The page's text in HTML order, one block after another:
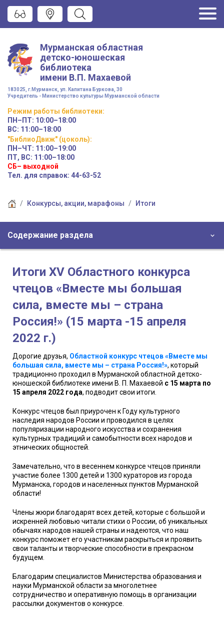
Мурманская областная
детско-юношеская
библиотека
имени В.П. Махаевой
183025, г.Мурманск, ул. Капитана Буркова, 30
Учредитель - Министерство культуры Мурманской области
Режим работы библиотеки:
ПН–ПТ: 10:00–18:00
ВС: 11:00–18:00
"БиблиоДвиж" (цоколь):
ПН–ЧТ: 11:00–19:00
ПТ, ВС: 11:00–18:00
СБ– выходной
Тел. для справок: 44-63-52
Конкурсы, акции, марафоны Итоги
Содержание раздела
Итоги XV Областного конкурса
чтецов «Вместе мы большая
сила, вместе мы – страна
Россия!» (15 марта -15 апреля
2022 г.)
Дорогие друзья, Областной конкурс чтецов «Вместе мы
большая сила, вместе мы – страна Россия!», который
традиционно проходил в Мурманской областной детско-
юношеской библиотеке имени В. П. Махаевой с 15 марта по
15 апреля 2022 года, подводит свои итоги.
Конкурс чтецов был приурочен к Году культурного
наследия народов России и проводился в целях
популяризации народного искусства и сохранения
культурных традиций и самобытности всех народов и
этнических общностей.
Замечательно, что в весеннем конкурсе чтецов приняли
участие более 1300 детей и 1300 кураторов из города
Мурманска, городов и населенных пунктов Мурманской
области!
Члены жюри благодарят всех детей, которые с большой и
искренней любовью читали стихи о России, об уникальных
обычаях народов нашей страны и надеются, что наш
конкурс поможет его участникам раскрыться и проявить
свои таланты и творческие способности в прекрасном
будущем.
Благодарим специалистов Министерства образования и
науки Мурманской области за многолетнее
сотрудничество и оперативную помощь в организации
рассылки документов о конкурсе.